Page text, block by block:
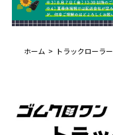
ホーム トラックローラー